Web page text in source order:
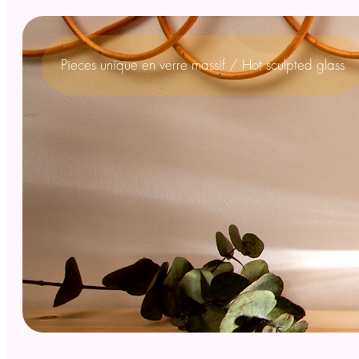
Pieces unique en verre massif / Hot sculpted glass